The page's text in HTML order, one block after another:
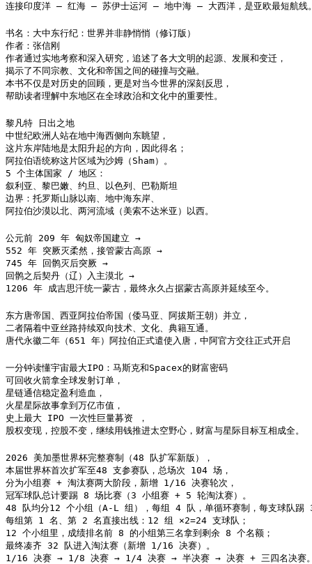
连接印度洋 — 红海 — 苏伊士运河 — 地中海 — 大西洋，是亚欧最短航线
书名：大中东行纪：世界并非静悄悄（修订版）
作者：张信刚
作者通过实地考察和深入研究，追述了各大文明的起源、发展和变迁，
揭示了不同宗教、文化和帝国之间的碰撞与交融。
本书不仅是对历史的回顾，更是对当今世界的深刻反思，
帮助读者理解中东地区在全球政治和文化中的重要性。
黎凡特 日出之地
中世纪欧洲人站在地中海西侧向东眺望，
这片东岸陆地是太阳升起的方向，因此得名；
阿拉伯语统称这片区域为沙姆（Sham）。
5 个主体国家 / 地区：
叙利亚、黎巴嫩、约旦、以色列、巴勒斯坦
边界：托罗斯山脉以南、地中海东岸、
阿拉伯沙漠以北、两河流域（美索不达米亚）以西。
公元前 209 年 匈奴帝国建立 →
552 年 突厥灭柔然，接管蒙古高原 →
745 年 回鹘灭后突厥 →
回鹘之后契丹（辽）入主漠北 →
1206 年 成吉思汗统一蒙古，最终永久占据蒙古高原并延续至今。
东方唐帝国、西亚阿拉伯帝国（倭马亚、阿拔斯王朝）并立，
二者隔着中亚丝路持续双向技术、文化、典籍互通。
唐代永徽二年（651 年）阿拉伯正式遣使入唐，中阿官方交往正式开启
一分钟读懂宇宙最大IPO：马斯克和Spacex的财富密码
可回收火箭拿全球发射订单，
星链通信稳定盈利造血，
火星星际故事拿到万亿市值，
史上最大 IPO 一次性巨量募资 ，
股权变现，控股不变，继续用钱推进太空野心，财富与星际目标互相成全。
2026 美加墨世界杯完整赛制（48 队扩军新版），
本届世界杯首次扩军至48 支参赛队，总场次 104 场，
分为小组赛 + 淘汰赛两大阶段，新增 1/16 决赛轮次，
冠军球队总计要踢 8 场比赛（3 小组赛 + 5 轮淘汰赛）。
48 队均分12 个小组（A-L 组），每组 4 队，单循环赛制，每支球队踢
每组第 1 名、第 2 名直接出线：12 组 ×2=24 支球队；
12 个小组里，成绩排名前 8 的小组第三名拿到剩余 8 个名额；
最终凑齐 32 队进入淘汰赛（新增 1/16 决赛）。
1/16 决赛 → 1/8 决赛 → 1/4 决赛 → 半决赛 → 决赛 + 三四名决赛